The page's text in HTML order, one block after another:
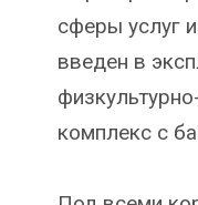
сферы услуг
введен в
комплекс с